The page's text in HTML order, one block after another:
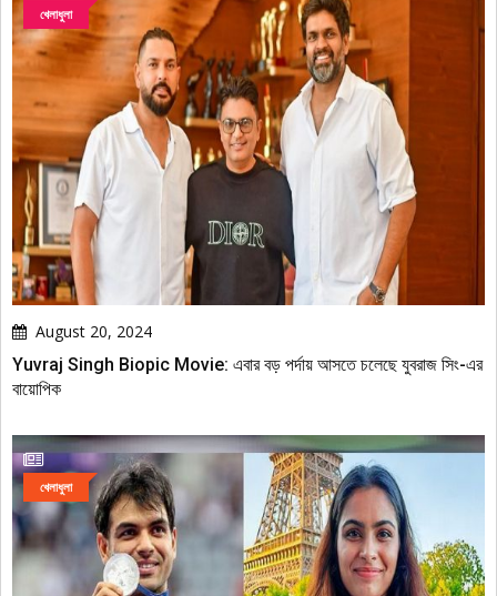
খেলাধুলা
August 20, 2024
Yuvraj Singh Biopic Movie: এবার বড় পর্দায় আসতে চলেছে যুবরাজ সিং-এর
বায়োপিক
খেলাধুলা